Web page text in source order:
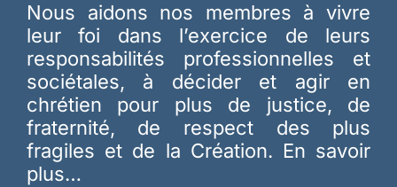
Nous aidons nos membres à vivre
leur foi dans l’exercice de leurs
responsabilités professionnelles et
sociétales, à décider et agir en
chrétien pour plus de justice, de
fraternité, de respect des plus
fragiles et de la Création. En savoir
plus…